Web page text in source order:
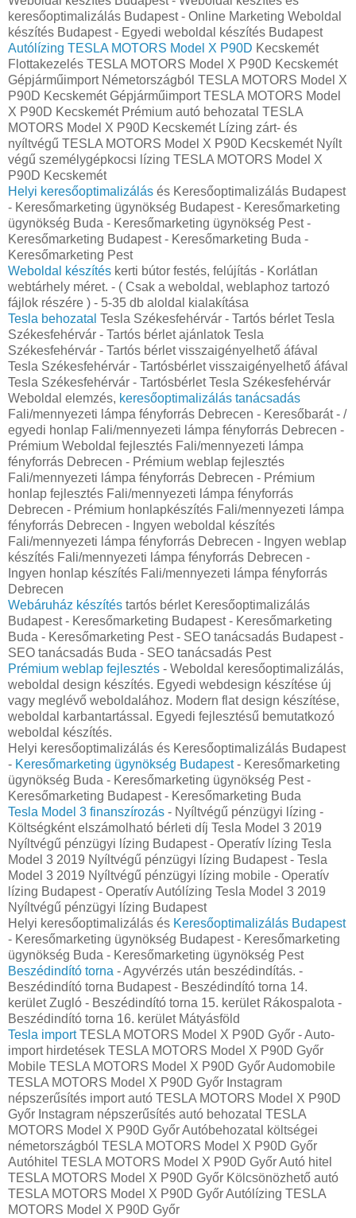
keresőoptimalizálás Budapest - Online Marketing Weboldal
készítés Budapest - Egyedi weboldal készítés Budapest
Autólízing TESLA MOTORS Model X P90D Kecskemét
Flottakezelés TESLA MOTORS Model X P90D Kecskemét
Gépjárműimport Németországból TESLA MOTORS Model X
P90D Kecskemét Gépjárműimport TESLA MOTORS Model
X P90D Kecskemét Prémium autó behozatal TESLA
MOTORS Model X P90D Kecskemét Lízing zárt- és
nyíltvégű TESLA MOTORS Model X P90D Kecskemét Nyílt
végű személygépkocsi lízing TESLA MOTORS Model X
P90D Kecskemét
Helyi keresőoptimalizálás és Keresőoptimalizálás Budapest
- Keresőmarketing ügynökség Budapest - Keresőmarketing
ügynökség Buda - Keresőmarketing ügynökség Pest -
Keresőmarketing Budapest - Keresőmarketing Buda -
Keresőmarketing Pest
Weboldal készítés kerti bútor festés, felújítás - Korlátlan
webtárhely méret. - ( Csak a weboldal, weblaphoz tartozó
fájlok részére ) - 5-35 db aloldal kialakítása
Tesla behozatal Tesla Székesfehérvár - Tartós bérlet Tesla
Székesfehérvár - Tartós bérlet ajánlatok Tesla
Székesfehérvár - Tartós bérlet visszaigényelhető áfával
Tesla Székesfehérvár - Tartósbérlet visszaigényelhető áfával
Tesla Székesfehérvár - Tartósbérlet Tesla Székesfehérvár
Weboldal elemzés, keresőoptimalizálás tanácsadás
Fali/mennyezeti lámpa fényforrás Debrecen - Keresőbarát - /
egyedi honlap‎ Fali/mennyezeti lámpa fényforrás Debrecen -
Prémium Weboldal fejlesztés‎ Fali/mennyezeti lámpa
fényforrás Debrecen - Prémium weblap fejlesztés‎
Fali/mennyezeti lámpa fényforrás Debrecen - Prémium
honlap fejlesztés‎ Fali/mennyezeti lámpa fényforrás
Debrecen - Prémium honlapkészítés‎ Fali/mennyezeti lámpa
fényforrás Debrecen - Ingyen weboldal készítés
Fali/mennyezeti lámpa fényforrás Debrecen - Ingyen weblap
készítés Fali/mennyezeti lámpa fényforrás Debrecen -
Ingyen honlap készítés Fali/mennyezeti lámpa fényforrás
Debrecen
Webáruház készítés tartós bérlet Keresőoptimalizálás
Budapest - Keresőmarketing Budapest - Keresőmarketing
Buda - Keresőmarketing Pest - SEO tanácsadás Budapest -
SEO tanácsadás Buda - SEO tanácsadás Pest
Prémium weblap fejlesztés‎ - Weboldal keresőoptimalizálás,
weboldal design készítés. Egyedi webdesign készítése új
vagy meglévő weboldalához. Modern flat design készítése,
weboldal karbantartással. Egyedi fejlesztésű bemutatkozó
weboldal készítés.
Helyi keresőoptimalizálás és Keresőoptimalizálás Budapest
- Keresőmarketing ügynökség Budapest- Keresőmarketing
ügynökség Buda - Keresőmarketing ügynökség Pest -
Keresőmarketing Budapest - Keresőmarketing Buda
Tesla Model 3 finanszírozás - Nyíltvégű pénzügyi lízing -
Költségként elszámolható bérleti díj Tesla Model 3 2019
Nyíltvégű pénzügyi lízing Budapest - Operatív lízing Tesla
Model 3 2019 Nyíltvégű pénzügyi lízing Budapest - Tesla
Model 3 2019 Nyíltvégű pénzügyi lízing mobile - Operatív
lízing Budapest - Operatív Autólízing Tesla Model 3 2019
Nyíltvégű pénzügyi lízing Budapest
Helyi keresőoptimalizálás és Keresőoptimalizálás Budapest
- Keresőmarketing ügynökség Budapest - Keresőmarketing
ügynökség Buda - Keresőmarketing ügynökség Pest
Beszédindító torna - Agyvérzés után beszédindítás. -
Beszédindító torna Budapest - Beszédindító torna 14.
kerület Zugló - Beszédindító torna 15. kerület Rákospalota -
Beszédindító torna 16. kerület Mátyásföld
Tesla importTESLA MOTORS Model X P90D Győr - Auto-
import hirdetések TESLA MOTORS Model X P90D Győr
Mobile TESLA MOTORS Model X P90D Győr Audomobile
TESLA MOTORS Model X P90D Győr Instagram
népszerűsítés import autó TESLA MOTORS Model X P90D
Győr Instagram népszerűsítés autó behozatal TESLA
MOTORS Model X P90D Győr Autóbehozatal költségei
németországból TESLA MOTORS Model X P90D Győr
Autóhitel TESLA MOTORS Model X P90D Győr Autó hitel
TESLA MOTORS Model X P90D Győr Kölcsönözhető autó
TESLA MOTORS Model X P90D Győr Autólízing TESLA
MOTORS Model X P90D Győr